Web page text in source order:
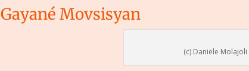
Gayané Movsisyan
(c) Daniele Molajoli